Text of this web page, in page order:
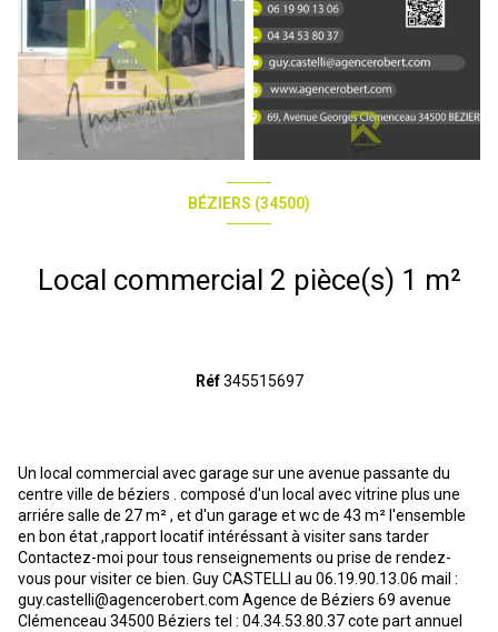
BÉZIERS (34500)
Local commercial 2 pièce(s) 1 m²
Réf345515697
Un local commercial avec garage sur une avenue passante du
centre ville de béziers . composé d'un local avec vitrine plus une
arriére salle de 27 m² , et d'un garage et wc de 43 m² l'ensemble
en bon état ,rapport locatif intéréssant à visiter sans tarder
Contactez-moi pour tous renseignements ou prise de rendez-
vous pour visiter ce bien. Guy CASTELLI au 06.19.90.13.06 mail :
guy.castelli@agencerobert.com Agence de Béziers 69 avenue
Clémenceau 34500 Béziers tel : 04.34.53.80.37 cote part annuel